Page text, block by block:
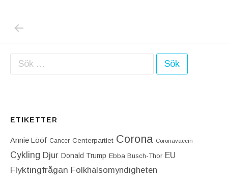
Inläggsnavigering
Sök efter:
ETIKETTER
Annie Lööf Cancer Centerpartiet‎ Corona Coronavaccin
Cykling Djur Donald Trump Ebba Busch-Thor EU
Flyktingfrågan Folkhälsomyndigheten